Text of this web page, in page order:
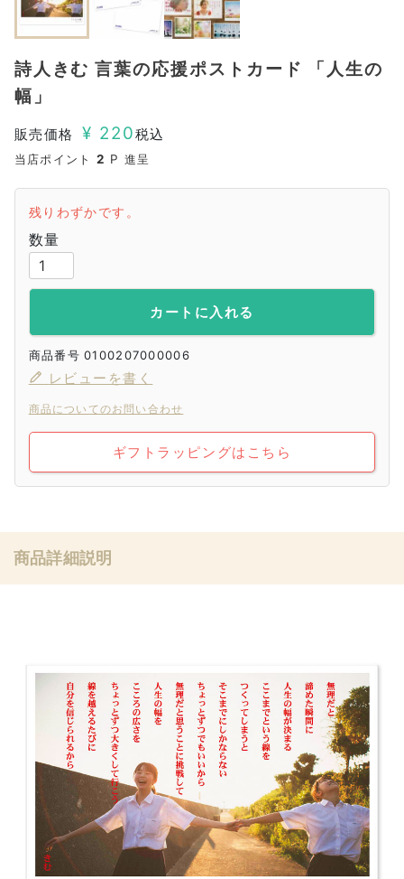
詩人きむ 言葉の応援ポストカード 「人生の
幅」
販売価格 ¥ 220税込
当店ポイント 2 P 進呈
残りわずかです。
カートに入れる
商品番号 0100207000006
レビューを書く
商品についてのお問い合わせ
ギフトラッピングはこちら
商品詳細説明